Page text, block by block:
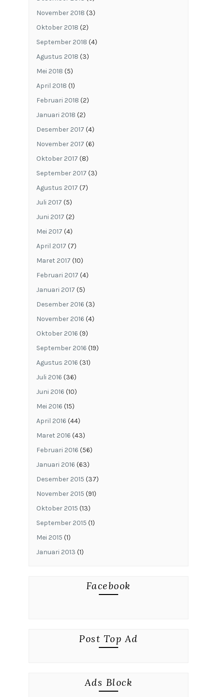
November 2018 (3)
Oktober 2018 (2)
September 2018 (4)
Agustus 2018 (3)
Mei 2018 (5)
April 2018 (1)
Februari 2018 (2)
Januari 2018 (2)
Desember 2017 (4)
November 2017 (6)
Oktober 2017 (8)
September 2017 (3)
Agustus 2017 (7)
Juli 2017 (5)
Juni 2017 (2)
Mei 2017 (4)
April 2017 (7)
Maret 2017 (10)
Februari 2017 (4)
Januari 2017 (5)
Desember 2016 (3)
November 2016 (4)
Oktober 2016 (9)
September 2016 (19)
Agustus 2016 (31)
Juli 2016 (36)
Juni 2016 (10)
Mei 2016 (15)
April 2016 (44)
Maret 2016 (43)
Februari 2016 (56)
Januari 2016 (63)
Desember 2015 (37)
November 2015 (91)
Oktober 2015 (13)
September 2015 (1)
Mei 2015 (1)
Januari 2013 (1)
Facebook
Post Top Ad
Ads Block